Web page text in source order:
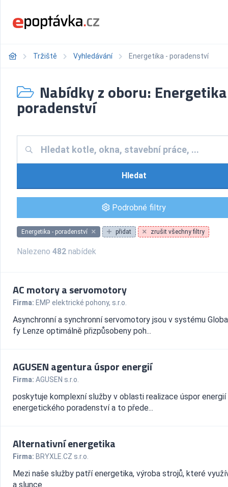
Tržiště Vyhledávání Energetika - poradenství
Nabídky z oboru:
poradenství
Hledat
Podrobné filtry
Energetika - poradenství přidat zrušit všechny filtry
Nalezeno 482 nabídek
AC motory a servomotory
Firma: EMP elektrické pohony, s.r.o.
Asynchronní a synchronní servomotory jsou v systému
fy Lenze optimálně přizpůsobeny poh...
AGUSEN agentura úspor energií
Firma: AGUSEN s.r.o.
poskytuje komplexní služby v oblasti realizace úspor energií
energetického poradenství a to přede...
Alternativní energetika
Firma: BRYXLE.CZ s.r.o.
Mezi naše služby patří energetika, výroba strojů, které
a slunce